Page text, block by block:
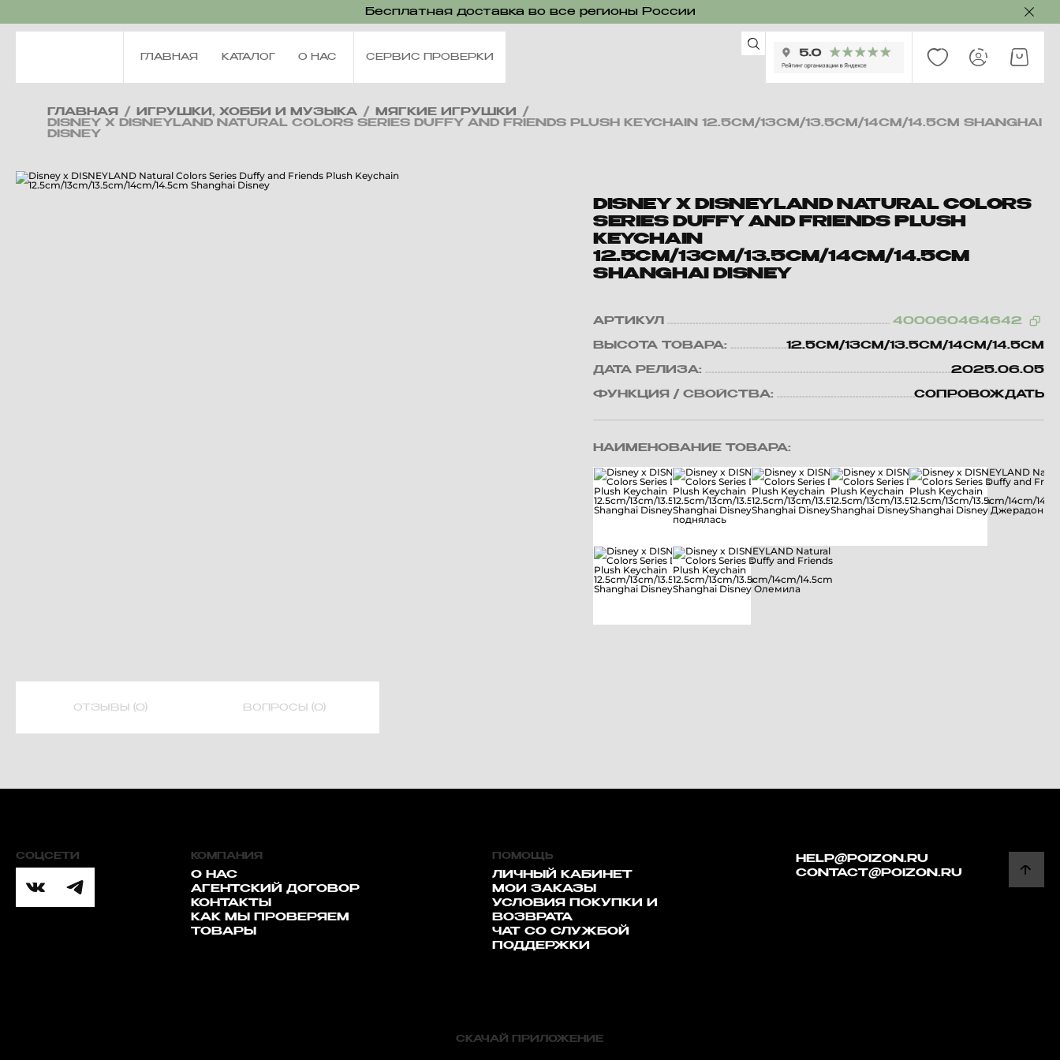
Бесплатная доставка во все регионы России
ГЛАВНАЯ КАТАЛОГ О НАС СЕРВИС ПРОВЕРКИ
ГЛАВНАЯ / ИГРУШКИ, ХОББИ И МУЗЫКА / МЯГКИЕ ИГРУШКИ
/
DISNEY X DISNEYLAND NATURAL COLORS SERIES DUFFY AND FRIENDS PLUSH KEYCHAIN 12.5CM/13CM/13.5CM/14CM/14.5CM SHANGHAI
DISNEY
DISNEY X DISNEYLAND NATURAL COLORS
SERIES DUFFY AND FRIENDS PLUSH
KEYCHAIN
12.5CM/13CM/13.5CM/14CM/14.5CM
SHANGHAI DISNEY
АРТИКУЛ 400060464642
ВЫСОТА ТОВАРА: 12.5CM/13CM/13.5CM/14CM/14.5CM
ДАТА РЕЛИЗА: 2025.06.05
ФУНКЦИЯ / СВОЙСТВА: СОПРОВОЖДАТЬ
НАИМЕНОВАНИЕ ТОВАРА:
ОТЗЫВЫ (0) ВОПРОСЫ (0)
СОЦСЕТИ КОМПАНИЯ
О НАС
АГЕНТСКИЙ ДОГОВОР
КОНТАКТЫ
КАК МЫ ПРОВЕРЯЕМ
ТОВАРЫ
HELP@POIZON.RU
CONTACT@POIZON.RU
ПОМОЩЬ
ЛИЧНЫЙ КАБИНЕТ
МОИ ЗАКАЗЫ
УСЛОВИЯ ПОКУПКИ И
ВОЗВРАТА
ЧАТ СО СЛУЖБОЙ
ПОДДЕРЖКИ
СКАЧАЙ ПРИЛОЖЕНИЕ